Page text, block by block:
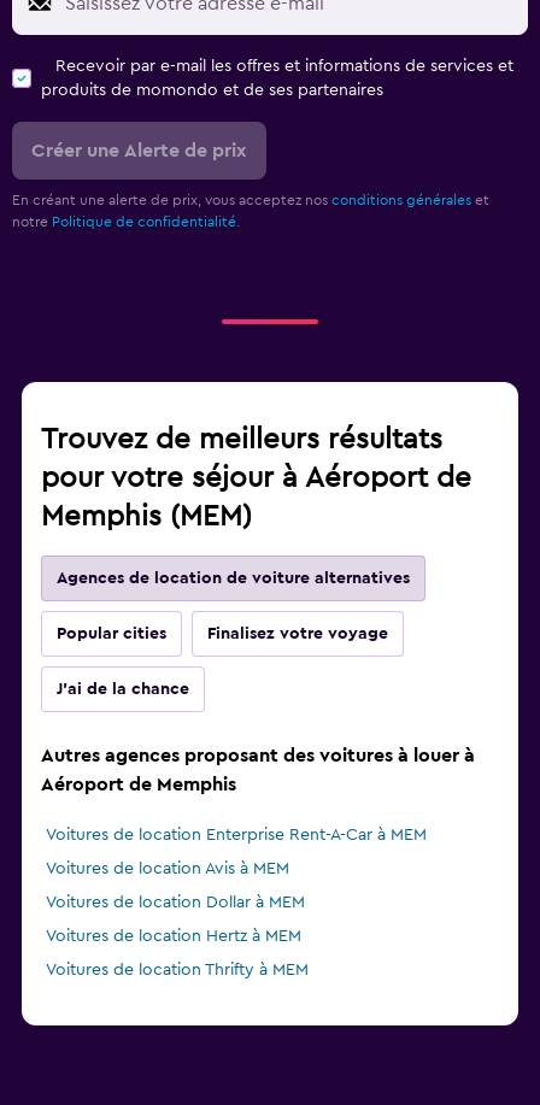
Recevoir par e-mail les offres et informations de services et
produits de momondo et de ses partenaires
Créer une Alerte de prix
En créant une alerte de prix, vous acceptez nos conditions générales et
notre Politique de confidentialité.
Trouvez de meilleurs résultats
pour votre séjour à Aéroport de
Memphis (MEM)
Agences de location de voiture alternatives
Popular cities Finalisez votre voyage
J'ai de la chance
Autres agences proposant des voitures à louer à
Aéroport de Memphis
Voitures de location Enterprise Rent-A-Car à MEM
Voitures de location Avis à MEM
Voitures de location Dollar à MEM
Voitures de location Hertz à MEM
Voitures de location Thrifty à MEM